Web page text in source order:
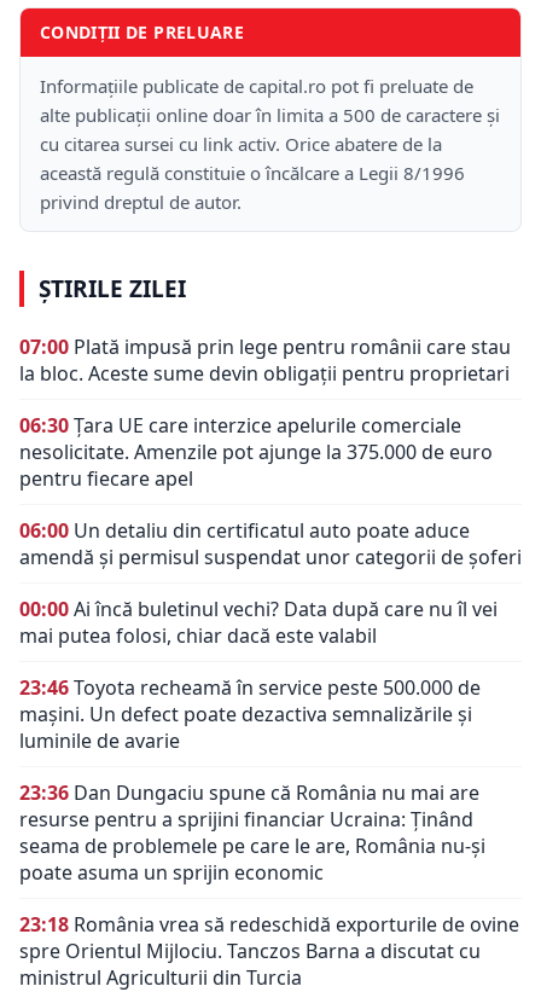
CONDIȚII DE PRELUARE
Informațiile publicate de capital.ro pot fi preluate de
alte publicații online doar în limita a 500 de caractere și
cu citarea sursei cu link activ. Orice abatere de la
această regulă constituie o încălcare a Legii 8/1996
privind dreptul de autor.
ȘTIRILE ZILEI
07:00 Plată impusă prin lege pentru românii care stau
la bloc. Aceste sume devin obligații pentru proprietari
06:30Țara UE care interzice apelurile comerciale
nesolicitate. Amenzile pot ajunge la 375.000 de euro
pentru fiecare apel
06:00 Un detaliu din certificatul auto poate aduce
amendă și permisul suspendat unor categorii de șoferi
00:00Ai încă buletinul vechi? Data după care nu îl vei
mai putea folosi, chiar dacă este valabil
23:46Toyota recheamă în service peste 500.000 de
mașini. Un defect poate dezactiva semnalizările și
luminile de avarie
23:36 Dan Dungaciu spune că România nu mai are
resurse pentru a sprijini financiar Ucraina: Ținând
seama de problemele pe care le are, România nu-și
poate asuma un sprijin economic
23:18 România vrea să redeschidă exporturile de ovine
spre Orientul Mijlociu. Tanczos Barna a discutat cu
ministrul Agriculturii din Turcia